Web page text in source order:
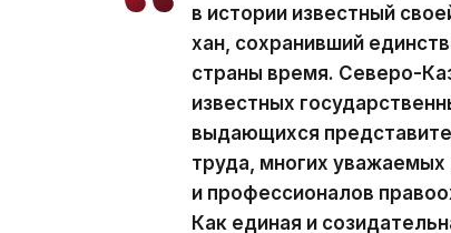
в истории известный
хан, сохранивший
страны время. Северо-
известных
выдающихся
труда, многих
и профессионалов
Как единая и